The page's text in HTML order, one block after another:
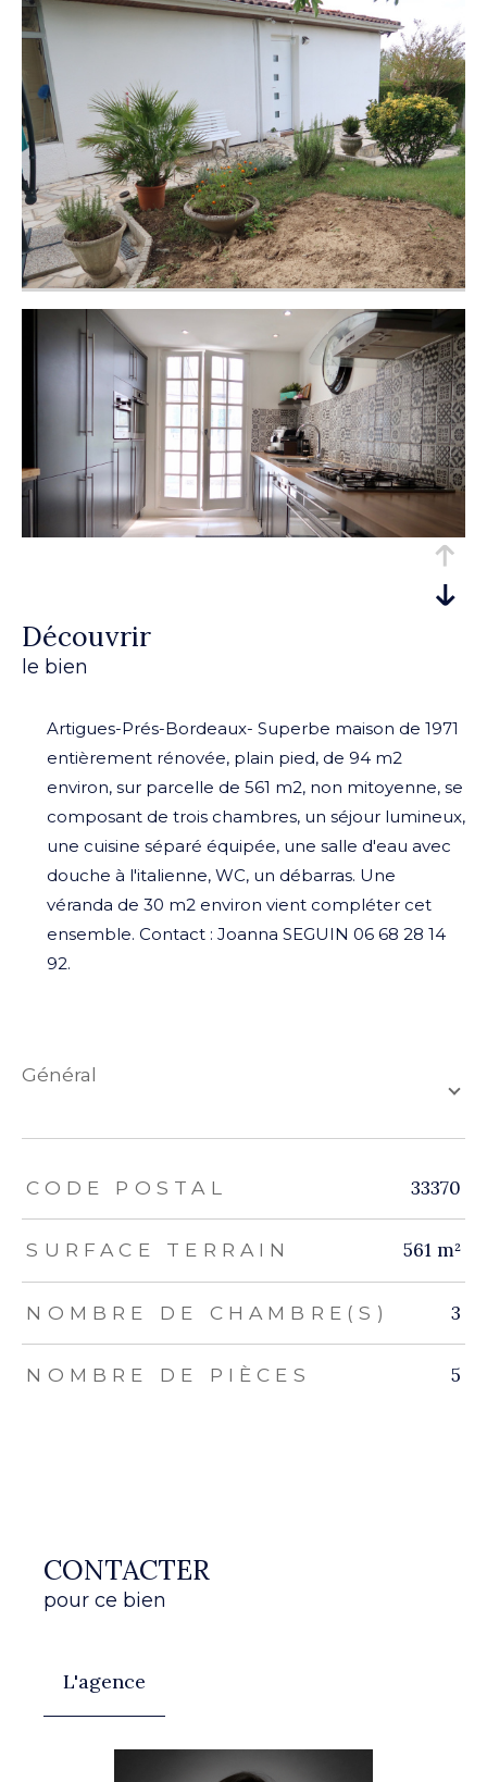
découvrir
le bien
Artigues-Prés-Bordeaux- Superbe maison de 1971
entièrement rénovée, plain pied, de 94 m2
environ, sur parcelle de 561 m2, non mitoyenne, se
composant de trois chambres, un séjour lumineux,
une cuisine séparé équipée, une salle d'eau avec
douche à l'italienne, WC, un débarras. Une
véranda de 30 m2 environ vient compléter cet
ensemble. Contact : Joanna SEGUIN 06 68 28 14
92.
général
TRAD_ZEPHYR_Caracteristique TRAD_ZEPHYR_Valeurs
CODE POSTAL 33370
SURFACE TERRAIN 561 m²
NOMBRE DE CHAMBRE(S) 3
NOMBRE DE PIÈCES 5
CONTACTER
pour ce bien
L'agence